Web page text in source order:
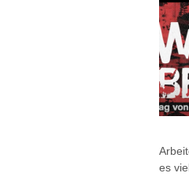
es